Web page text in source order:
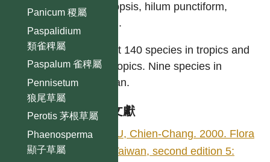
Panicum 稷屬
Paspalidium
類雀稗屬
Paspalum 雀稗屬
Pennisetum
狼尾草屬
Perotis 茅根草屬
Phaenosperma
顯子草屬
caryopsis, hilum punctiform,
basal.
About 140 species in tropics and
subtropics. Nine species in
Taiwan.
參考文獻
HSU, Chien-Chang. 2000. Flora
of Taiwan, second edition 5: